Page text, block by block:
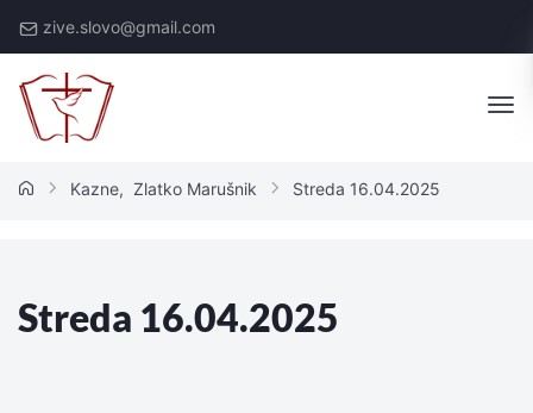
zive.slovo@gmail.com
Kazne, Zlatko Marušnik Streda 16.04.2025
Streda 16.04.2025